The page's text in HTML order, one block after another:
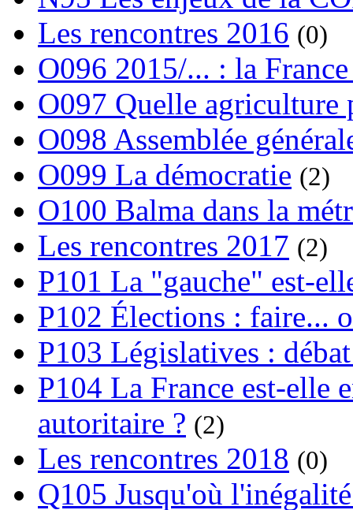
Les rencontres 2016 (0)
O096 2015/... : la
O097 Quelle agriculture
O098 Assemblée
O099 La démocratie (2)
O100 Balma dans la
Les rencontres 2017 (2)
P101 La "gauche" est-
P102 Élections : faire...
P103 Législatives :
P104 La France est-elle
autoritaire ? (2)
Les rencontres 2018 (0)
Q105 Jusqu'où